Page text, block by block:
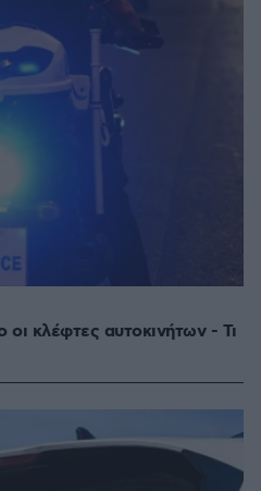
κλέφτες αυτοκινήτων - Τι